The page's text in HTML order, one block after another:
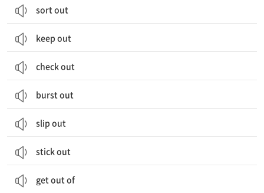
sort out
keep out
check out
burst out
slip out
stick out
get out of